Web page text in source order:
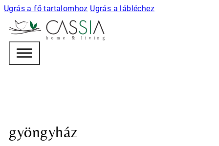
Ugrás a fő tartalomhoz Ugrás a lábléchez
h o m e & l i v i n g
gyöngyház